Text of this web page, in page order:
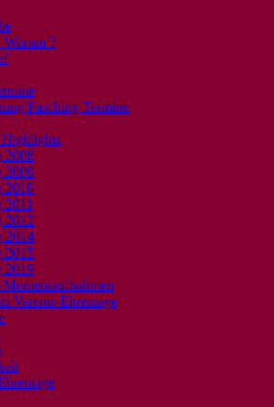
Warum ?
Fasching Termine
2008
2009
2010
2011
2012
2014
2015
2019
Momentaufnahmen
Vereins-Ehrentage